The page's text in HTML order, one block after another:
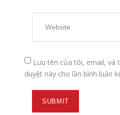
Lưu tên của tôi, email, và
duyệt này cho lần bình luận